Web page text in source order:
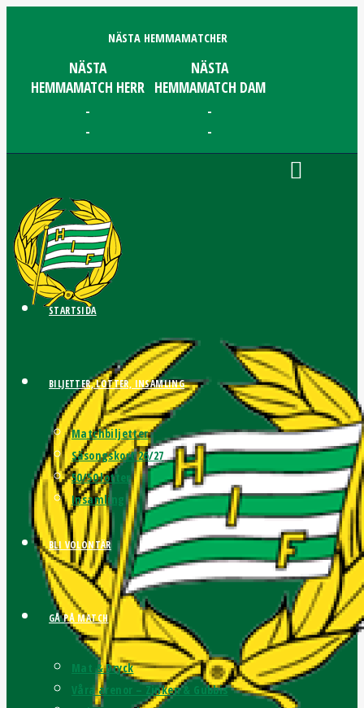
NÄSTA HEMMAMATCHER
NÄSTA
HEMMAMATCH HERR
-
-
NÄSTA
HEMMAMATCH DAM
-
-
STARTSIDA
BILJETTER, LOTTER, INSAMLING
Matchbiljetter
Säsongskort 26/27
50/50 lotter
Insamling
BLI VOLONTÄR
GÅ PÅ MATCH
Mat & Dryck
Våra arenor – Zinken & Gubbis